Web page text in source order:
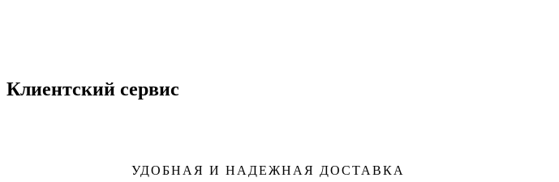
Клиентский сервис
УДОБНАЯ И НАДЕЖНАЯ ДОСТАВКА